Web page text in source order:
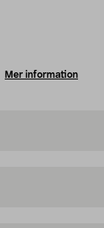
Mer information